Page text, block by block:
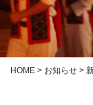
HOME > お知らせ >